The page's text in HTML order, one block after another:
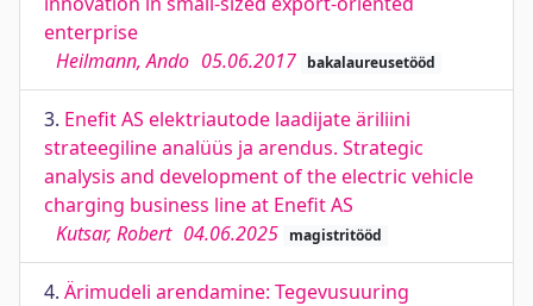
enterprise
Heilmann, Ando 05.06.2017 bakalaureusetööd
3. Enefit AS elektriautode laadijate äriliini
strateegiline analüüs ja arendus. Strategic
analysis and development of the electric vehicle
charging business line at Enefit AS
Kutsar, Robert 04.06.2025 magistritööd
4. Ärimudeli arendamine: Tegevusuuring